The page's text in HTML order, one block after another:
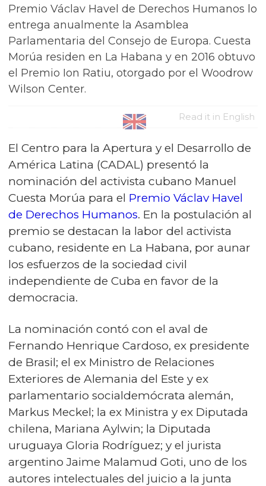
Premio Václav Havel de Derechos Humanos lo
entrega anualmente la Asamblea
Parlamentaria del Consejo de Europa. Cuesta
Morúa residen en La Habana y en 2016 obtuvo
el Premio Ion Ratiu, otorgado por el Woodrow
Wilson Center.
Read it in English
El Centro para la Apertura y el Desarrollo de
América Latina (CADAL) presentó la
nominación del activista cubano Manuel
Cuesta Morúa para el Premio Václav Havel
de Derechos Humanos. En la postulación al
premio se destacan la labor del activista
cubano, residente en La Habana, por aunar
los esfuerzos de la sociedad civil
independiente de Cuba en favor de la
democracia.
La nominación contó con el aval de
Fernando Henrique Cardoso, ex presidente
de Brasil; el ex Ministro de Relaciones
Exteriores de Alemania del Este y ex
parlamentario socialdemócrata alemán,
Markus Meckel; la ex Ministra y ex Diputada
chilena, Mariana Aylwin; la Diputada
uruguaya Gloria Rodríguez; y el jurista
argentino Jaime Malamud Goti, uno de los
autores intelectuales del juicio a la junta